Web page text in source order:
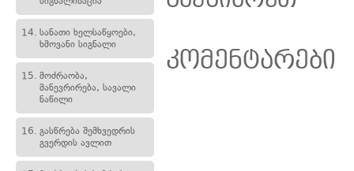
14. სანათი ხელსაწყოები,
ხმოვანი სიგნალი
15. მოძრაობა,
მანევრირება, სავალი
ნაწილი
16. გასწრება შემხვედრის
გვერდის ავლით
კომენტარები